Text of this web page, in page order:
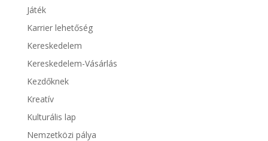
Játék
Karrier lehetőség
Kereskedelem
Kereskedelem-Vásárlás
Kezdőknek
Kreatív
Kulturális lap
Nemzetközi pálya